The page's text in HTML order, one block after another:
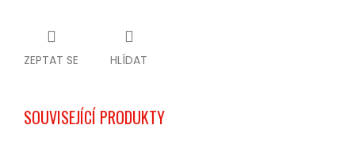
ZEPTAT SE HLÍDAT
SOUVISEJÍCÍ PRODUKTY